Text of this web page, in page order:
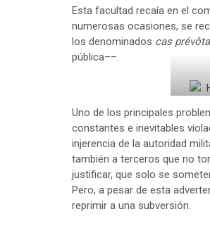
Esta facultad recaía en el
numerosas ocasiones, se
los denominados cas
pública––.
Uno de los principales
constantes e inevitables
injerencia de la autoridad
también a terceros que no
justificar, que solo se
Pero, a pesar de esta
reprimir a una subversión.